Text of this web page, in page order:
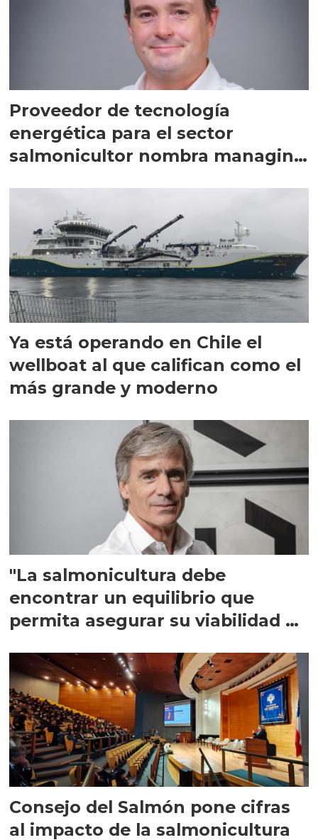
Proveedor de tecnología
energética para el sector
salmonicultor nombra managing
Ya está operando en Chile el
wellboat al que califican como el
más grande y moderno
"La salmonicultura debe
encontrar un equilibrio que
permita asegurar su viabilidad de
Consejo del Salmón pone cifras
al impacto de la salmonicultura